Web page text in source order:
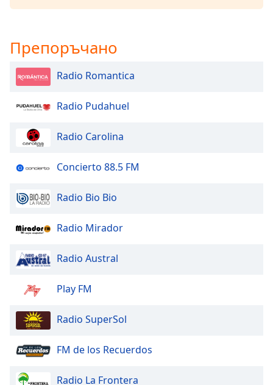
Opacity
Text
Color
Opacity
Area
Color
Opacity
Size
Text
Edge
Style
Препоръчано
Radio Romantica
Radio Pudahuel
Radio Carolina
Concierto 88.5 FM
Radio Bio Bio
Radio Mirador
Radio Austral
Play FM
Radio SuperSol
FM de los Recuerdos
Radio La Frontera